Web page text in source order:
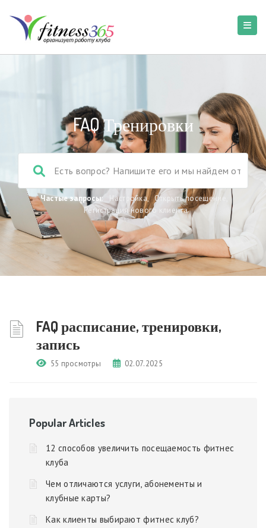
FAQ Тренировки
Частые запросы: Настройка, Открыть посещение
Регистрация нового клиента
FAQ расписание, тренировки,
запись
55 просмотры 02.07.2025
Popular Articles
12 способов увеличить посещаемость фитнес
клуба
Чем отличаются услуги, абонементы и
клубные карты?
Как клиенты выбирают фитнес клуб?